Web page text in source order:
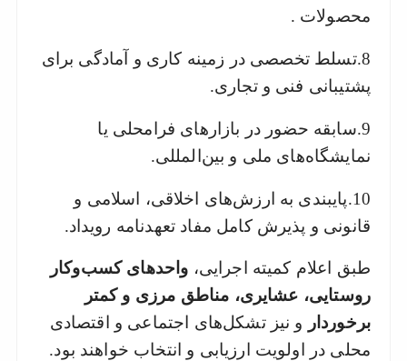
محصولات .
8.تسلط تخصصی در زمینه کاری و آمادگی برای
پشتیبانی فنی و تجاری.
9.سابقه حضور در بازارهای فرامحلی یا
نمایشگاه‌های ملی و بین‌المللی.
10.پایبندی به ارزش‌های اخلاقی، اسلامی و
قانونی و پذیرش کامل مفاد تعهدنامه رویداد.
طبق اعلام کمیته اجرایی، واحدهای کسب‌وکار
روستایی، عشایری، مناطق مرزی و کمتر
برخوردار و نیز تشکل‌های اجتماعی و اقتصادی
محلی در اولویت ارزیابی و انتخاب خواهند بود.